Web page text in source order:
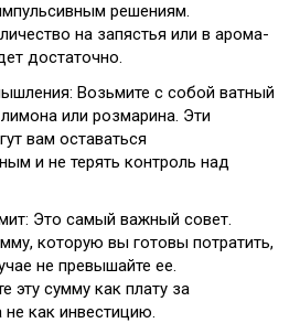
решениям.
на запястья или в арома-
достаточно.
Возьмите с собой ватный
или розмарина. Эти
вам оставаться
и не терять контроль над
Это самый важный совет.
которую вы готовы потратить,
не превышайте ее.
эту сумму как плату за
не как инвестицию.